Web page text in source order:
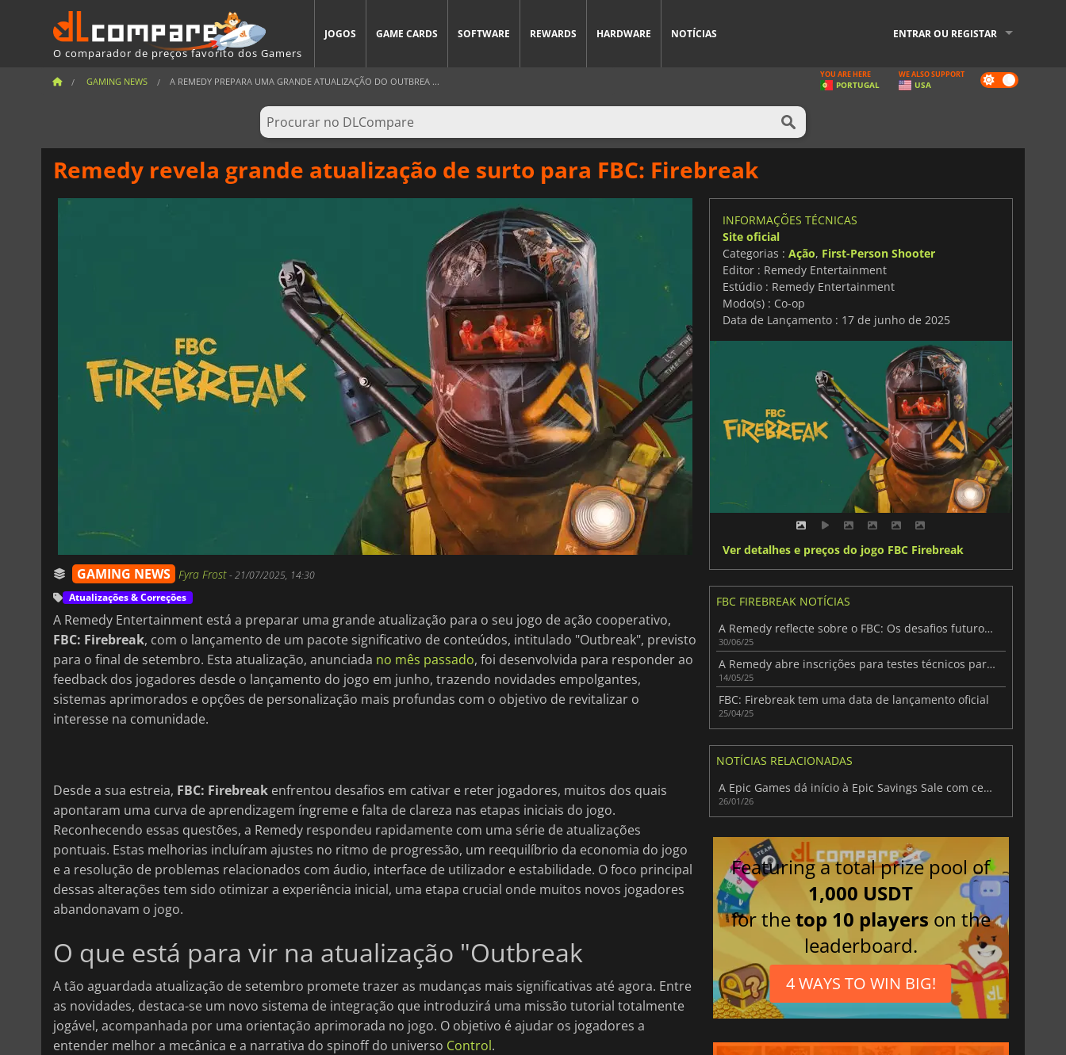
O comparador de preços favorito dos Gamers
JOGOS GAME CARDS SOFTWARE REWARDS HARDWARE NOTÍCIAS ENTRAR OU REGISTAR
GAMING NEWS A REMEDY PREPARA UMA GRANDE ATUALIZAÇÃO DO OUTBREA ... Dark
mode
YOU ARE HERE
PORTUGAL
WE ALSO SUPPORT
USA
Remedy revela grande atualização de surto para FBC: Firebreak
GAMING NEWS Fyra Frost-21/07/2025, 14:30
Atualizações & Correções
A Remedy Entertainment está a preparar uma grande atualização para o seu jogo de ação cooperativo,
FBC: Firebreak, com o lançamento de um pacote significativo de conteúdos, intitulado "Outbreak", previsto
para o final de setembro. Esta atualização, anunciada no mês passado, foi desenvolvida para responder ao
feedback dos jogadores desde o lançamento do jogo em junho, trazendo novidades empolgantes,
sistemas aprimorados e opções de personalização mais profundas com o objetivo de revitalizar o
interesse na comunidade.
Desde a sua estreia, FBC: Firebreak enfrentou desafios em cativar e reter jogadores, muitos dos quais
apontaram uma curva de aprendizagem íngreme e falta de clareza nas etapas iniciais do jogo.
Reconhecendo essas questões, a Remedy respondeu rapidamente com uma série de atualizações
pontuais. Estas melhorias incluíram ajustes no ritmo de progressão, um reequilíbrio da economia do jogo
e a resolução de problemas relacionados com áudio, interface de utilizador e estabilidade. O foco principal
dessas alterações tem sido otimizar a experiência inicial, uma etapa crucial onde muitos novos jogadores
abandonavam o jogo.
O que está para vir na atualização "Outbreak
A tão aguardada atualização de setembro promete trazer as mudanças mais significativas até agora. Entre
as novidades, destaca-se um novo sistema de integração que introduzirá uma missão tutorial totalmente
jogável, acompanhada por uma orientação aprimorada no jogo. O objetivo é ajudar os jogadores a
entender melhor a mecânica e a narrativa do spinoff do universo Control.
INFORMAÇÕES TÉCNICAS
Site oficial
Categorias : Ação, First-Person Shooter
Editor : Remedy Entertainment
Estúdio : Remedy Entertainment
Modo(s) : Co-op
Data de Lançamento : 17 de junho de 2025
Ver detalhes e preços do jogo FBC Firebreak
FBC FIREBREAK NOTÍCIAS
A Remedy reflecte sobre o FBC: Os desafios futuros do Firebreak
30/06/25
A Remedy abre inscrições para testes técnicos para o FBC: Firebreak
14/05/25
FBC: Firebreak tem uma data de lançamento oficial
25/04/25
NOTÍCIAS RELACIONADAS
A Epic Games dá início à Epic Savings Sale com centenas de jogos até 95% de desconto
26/01/26
Featuring a total prize pool of
1,000 USDT
for thetop 10 players on the
leaderboard.
4 WAYS TO WIN BIG!